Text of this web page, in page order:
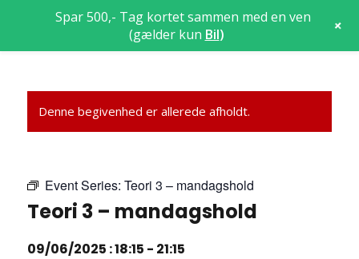
Denne begivenhed er allerede afholdt.
Event Series: Teori 3 – mandagshold
Teori 3 – mandagshold
09/06/2025 : 18:15 - 21:15
Spar 500,- Tag kortet sammen med en ven
(gælder kun Bil) +